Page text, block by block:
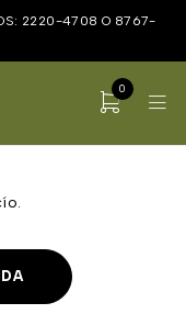
2220-4708 O 8767-
0